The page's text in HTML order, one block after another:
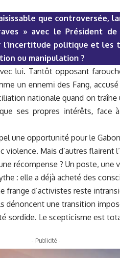
que controversée,
» avec le Président
l’incertitude politique et les
ou manipulation ?
lui. Tantôt opposant
un ennemi des Fang,
nationale quand on
ses propres intérêts, face
une opportunité pour le
violence. Mais d’autres flairent
récompense ? Un poste, une
: elle a déjà acheté des
frange d’activistes reste
dénoncent une transition
sordide. Le scepticisme est
- Publicité -